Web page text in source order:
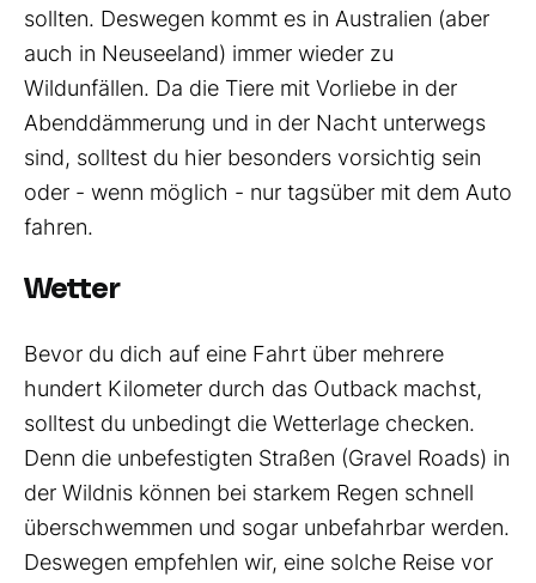
sollten. Deswegen kommt es in Australien (aber
auch in Neuseeland) immer wieder zu
Wildunfällen. Da die Tiere mit Vorliebe in der
Abenddämmerung und in der Nacht unterwegs
sind, solltest du hier besonders vorsichtig sein
oder - wenn möglich - nur tagsüber mit dem Auto
fahren.
Wetter
Bevor du dich auf eine Fahrt über mehrere
hundert Kilometer durch das Outback machst,
solltest du unbedingt die Wetterlage checken.
Denn die unbefestigten Straßen (Gravel Roads) in
der Wildnis können bei starkem Regen schnell
überschwemmen und sogar unbefahrbar werden.
Deswegen empfehlen wir, eine solche Reise vor